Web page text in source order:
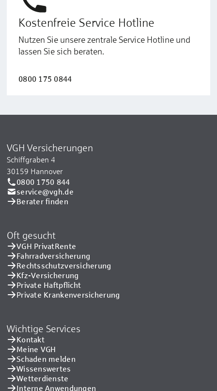
Kostenfreie Service Hotline
Nutzen Sie unsere zentrale Service Hotline und
lassen Sie sich beraten.
0800 175 0844
VGH Versicherungen
Schiffgraben 4
30159 Hannover
0800 1750 844
service@vgh.de
Berater finden
Oft gesucht
VGH PrivatRente
Fahrradversicherung
Rechtsschutzversicherung
Kfz-Versicherung
Private Haftpflicht
Private Kranken­versicherung
Wichtige Services
Kontakt
Meine VGH
Schaden melden
Wissenswertes
Wetterdienste
Interne Anwendungen